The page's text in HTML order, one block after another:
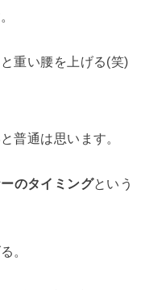
重い腰を上げる(笑)
普通は思います。
のタイミングという
。